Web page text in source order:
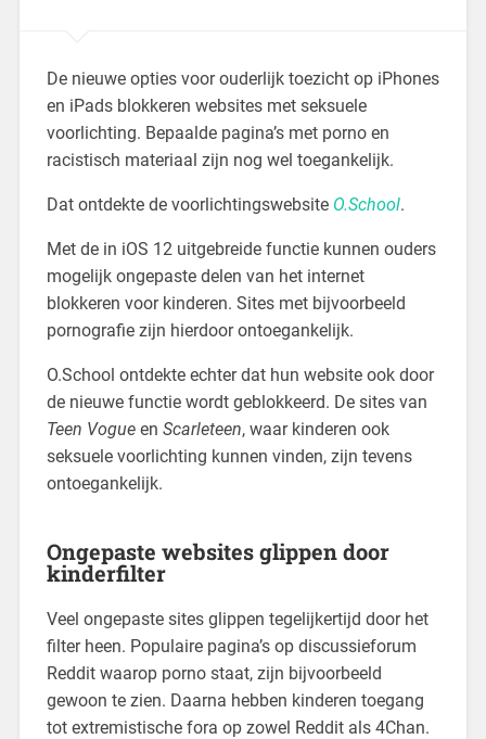
De nieuwe opties voor ouderlijk toezicht op iPhones
en iPads blokkeren websites met seksuele
voorlichting. Bepaalde pagina’s met porno en
racistisch materiaal zijn nog wel toegankelijk.
Dat ontdekte de voorlichtingswebsite O.School.
Met de in iOS 12 uitgebreide functie kunnen ouders
mogelijk ongepaste delen van het internet
blokkeren voor kinderen. Sites met bijvoorbeeld
pornografie zijn hierdoor ontoegankelijk.
O.School ontdekte echter dat hun website ook door
de nieuwe functie wordt geblokkeerd. De sites van
Teen Vogueen Scarleteen, waar kinderen ook
seksuele voorlichting kunnen vinden, zijn tevens
ontoegankelijk.
Ongepaste websites glippen door
kinderfilter
Veel ongepaste sites glippen tegelijkertijd door het
filter heen. Populaire pagina’s op discussieforum
Reddit waarop porno staat, zijn bijvoorbeeld
gewoon te zien. Daarna hebben kinderen toegang
tot extremistische fora op zowel Reddit als 4Chan.